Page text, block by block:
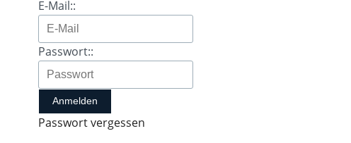
E-Mail::
Passwort::
Passwort vergessen